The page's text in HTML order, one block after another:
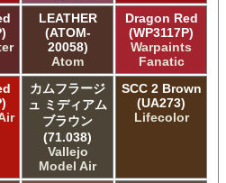
LEATHER
(ATOM-
20058)
Atom
Dragon Red
(WP3117P)
Warpaints
Fanatic
カムフラージ
ュ ミディアム
ブラウン
(71.038)
Vallejo
Model Air
SCC 2 Brown
(UA273)
Lifecolor